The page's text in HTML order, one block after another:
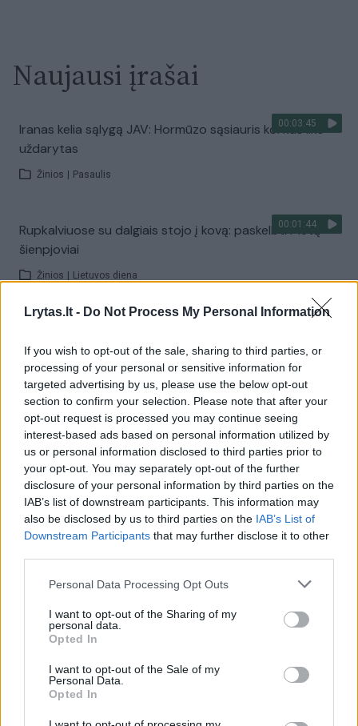
Lrytas.lt - Do Not Process My Personal Information
If you wish to opt-out of the sale, sharing to third parties, or
processing of your personal or sensitive information for
targeted advertising by us, please use the below opt-out
section to confirm your selection. Please note that after your
opt-out request is processed you may continue seeing
interest-based ads based on personal information utilized by
us or personal information disclosed to third parties prior to
your opt-out. You may separately opt-out of the further
disclosure of your personal information by third parties on the
IAB’s list of downstream participants. This information may
also be disclosed by us to third parties on the IAB’s List of
Downstream Participants that may further disclose it to other
Personal Data Processing Opt Outs
I want to opt-out of the Sharing of my
personal data.
Opted In
I want to opt-out of the Sale of my
Personal Data.
Opted In
Naujausi įrašai
00:03:45
Iranas kelia sąlygą JAV: Hormūzo sąsiauris kol kas liks
uždarytas
Žinios Pasaulis
00:01:44
Rupkalviuose su dalgiais stojo į kovą: paskelbti Metų
šienpjoviai
Žinios Lietuvos diena
Žinios | Pasaulis
00:02:20
Joe Bideno kova su vėžiu tęsiasi: liga progresuoja
Žinios | Pasaulis
Visi įrašai
Žiūrimiausi įrašai
00:00:30
Vaizdai iš tragiškos avarijos Vilniaus r.: dviejų moterų ir
vaiko gyvybių išgelbėti nepavyko
Žinios | Lietuvos diena
00:00:57